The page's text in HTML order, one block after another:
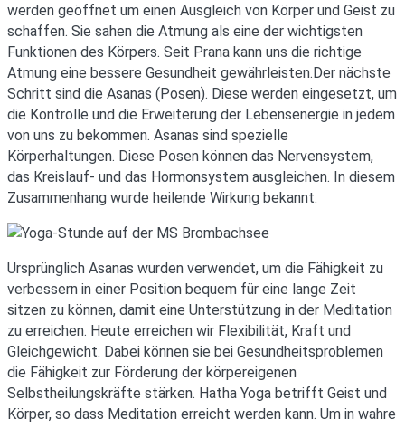
werden geöffnet um einen Ausgleich von Körper und Geist zu
schaffen. Sie sahen die Atmung als eine der wichtigsten
Funktionen des Körpers. Seit Prana kann uns die richtige
Atmung eine bessere Gesundheit gewährleisten.Der nächste
Schritt sind die Asanas (Posen). Diese werden eingesetzt, um
die Kontrolle und die Erweiterung der Lebensenergie in jedem
von uns zu bekommen. Asanas sind spezielle
Körperhaltungen. Diese Posen können das Nervensystem,
das Kreislauf- und das Hormonsystem ausgleichen. In diesem
Zusammenhang wurde heilende Wirkung bekannt.
Ursprünglich Asanas wurden verwendet, um die Fähigkeit zu
verbessern in einer Position bequem für eine lange Zeit
sitzen zu können, damit eine Unterstützung in der Meditation
zu erreichen. Heute erreichen wir Flexibilität, Kraft und
Gleichgewicht. Dabei können sie bei Gesundheitsproblemen
die Fähigkeit zur Förderung der körpereigenen
Selbstheilungskräfte stärken. Hatha Yoga betrifft Geist und
Körper, so dass Meditation erreicht werden kann. Um in wahre